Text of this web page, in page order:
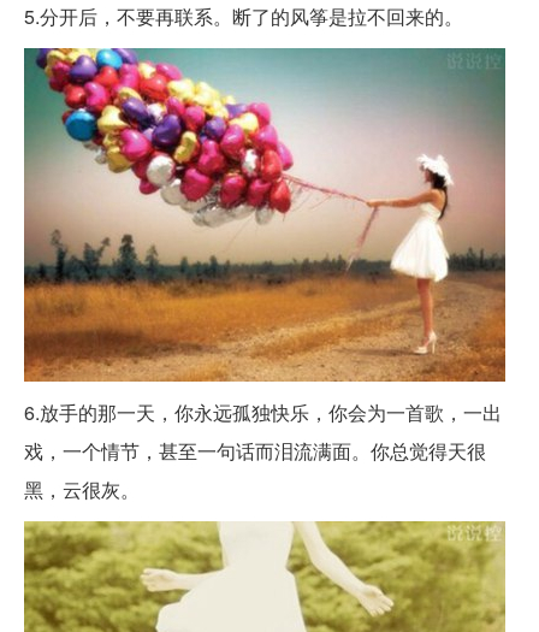
5.分开后，不要再联系。断了的风筝是拉不回来的。
6.放手的那一天，你永远孤独快乐，你会为一首歌，一出
戏，一个情节，甚至一句话而泪流满面。你总觉得天很
黑，云很灰。